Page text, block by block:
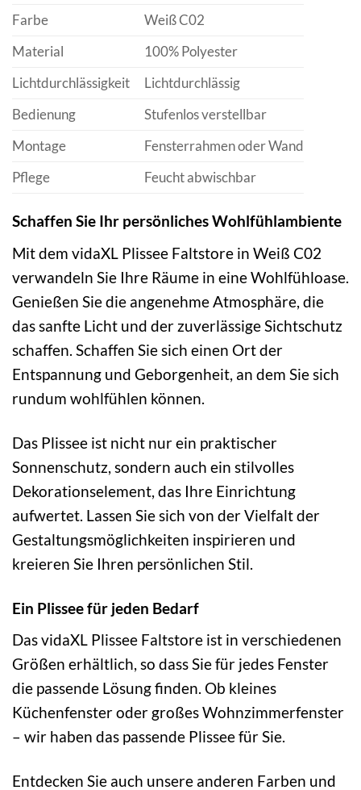
Farbe
Weiß C02
Material
100% Polyester
Lichtdurchlässigkeit
Lichtdurchlässig
Bedienung
Stufenlos verstellbar
Montage
Fensterrahmen oder Wand
Pflege
Feucht abwischbar
Schaffen Sie Ihr persönliches Wohlfühlambiente
Mit dem vidaXL Plissee Faltstore in Weiß C02
verwandeln Sie Ihre Räume in eine Wohlfühloase.
Genießen Sie die angenehme Atmosphäre, die
das sanfte Licht und der zuverlässige Sichtschutz
schaffen. Schaffen Sie sich einen Ort der
Entspannung und Geborgenheit, an dem Sie sich
rundum wohlfühlen können.
Das Plissee ist nicht nur ein praktischer
Sonnenschutz, sondern auch ein stilvolles
Dekorationselement, das Ihre Einrichtung
aufwertet. Lassen Sie sich von der Vielfalt der
Gestaltungsmöglichkeiten inspirieren und
kreieren Sie Ihren persönlichen Stil.
Ein Plissee für jeden Bedarf
Das vidaXL Plissee Faltstore ist in verschiedenen
Größen erhältlich, so dass Sie für jedes Fenster
die passende Lösung finden. Ob kleines
Küchenfenster oder großes Wohnzimmerfenster
– wir haben das passende Plissee für Sie.
Entdecken Sie auch unsere anderen Farben und